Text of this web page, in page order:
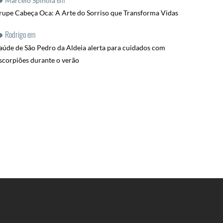
Cabeça Oca: A Arte do Sorriso que Transforma Vidas
Rodrigoem
de São Pedro da Aldeia alerta para cuidados com
durante o verão